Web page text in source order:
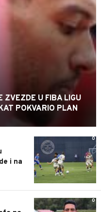
ZVEZDE U FIBA LIGU
POKVARIO PLAN
0
i na
0